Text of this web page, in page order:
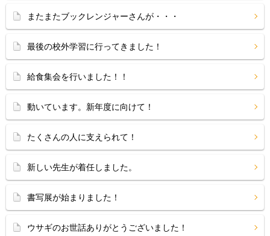
またまたブックレンジャーさんが・・・
最後の校外学習に行ってきました！
給食集会を行いました！！
動いています。新年度に向けて！
たくさんの人に支えられて！
新しい先生が着任しました。
書写展が始まりました！
ウサギのお世話ありがとうございました！